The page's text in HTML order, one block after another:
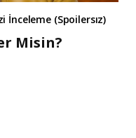
İnceleme (Spoilersız)
Misin?